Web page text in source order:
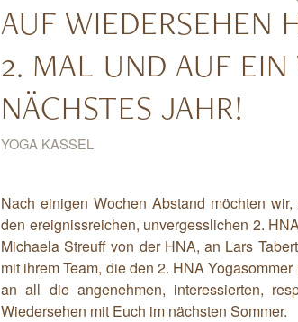
AUF WIEDERSEHEN
2. MAL UND AUF EIN
NÄCHSTES JAHR!
YOGA KASSEL
Nach einigen Wochen Abstand möchten
den ereignissreichen, unvergesslichen 2.
Michaela Streuff von der HNA, an Lars
mit ihrem Team, die den 2. HNA
an all die angenehmen, interessierten,
Wiedersehen mit Euch im nächsten Sommer.